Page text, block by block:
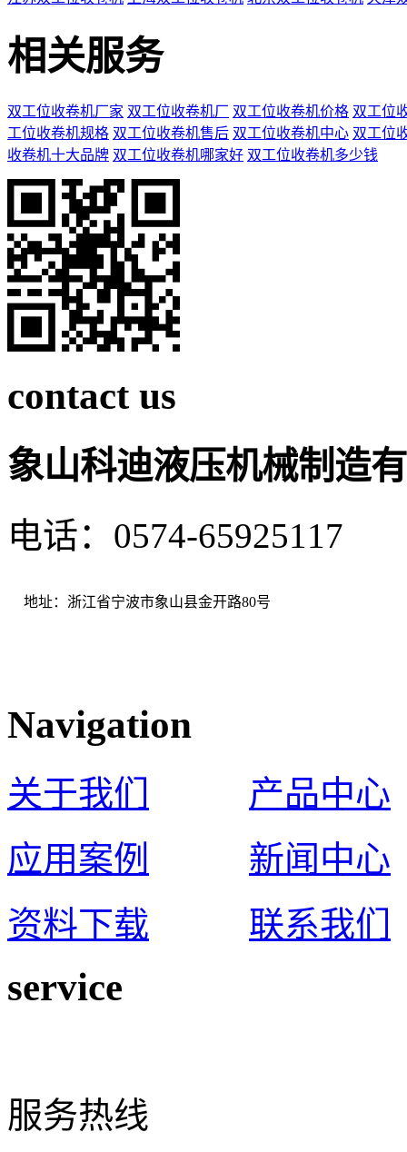
相关服务
双工位收卷机厂家 双工位收卷机厂 双工位收卷机价格 双工位
工位收卷机规格 双工位收卷机售后 双工位收卷机中心 双工位
收卷机十大品牌 双工位收卷机哪家好 双工位收卷机多少钱
contact us
象山科迪液压机械制造
电话：0574-65925117
地址：浙江省宁波市象山县金开路80号
Navigation
关于我们
产品中心
应用案例
新闻中心
资料下载
联系我们
service
服务热线